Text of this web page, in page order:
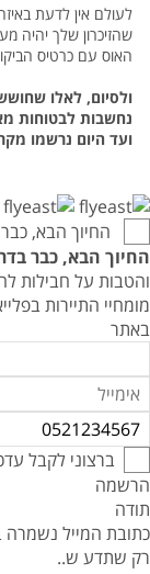
לעולם אין לדעת
שהזיכרון שלך יהיה
האוס עם כרטיס
ולסיום, לאלו
נחשבות לבטוחות
ועד היום נרשמו
החיוך הבא,
החיוך הבא, כבר
והטבות על חבילות
מומחיי התיירות
באתר
ברצוני לקבל
הרשמה
תודה
כתובת המייל נשמרה
רק שתדע ש..